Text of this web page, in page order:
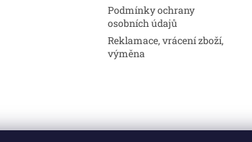
Podmínky ochrany
osobních údajů
Reklamace, vrácení zboží,
výměna